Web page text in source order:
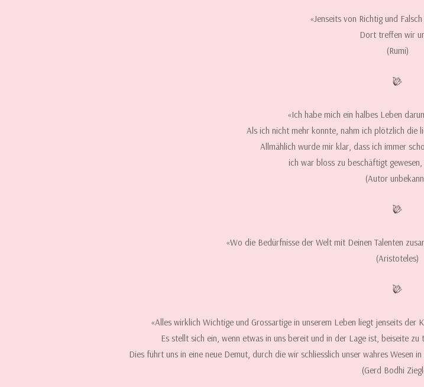
«Jenseits von Richtig und
Dort treffen wir
(Rumi)
«Ich habe mich ein halbes Leben
Als ich nicht mehr konnte, nahm ich plötzlich die
Allmählich wurde mir klar, dass ich immer
ich war bloss zu beschäftigt
(Autor
«Wo die Bedürfnisse der Welt mit Deinen Talenten
(Aristoteles)
«Alles wirklich Wichtige und Grossartige in unserem Leben liegt jenseits der
Es stellt sich ein, wenn etwas in uns bereit und in der Lage ist, beiseite
Dies führt uns in eine neue Demut, durch die wir schliesslich unser wahres Wesen
(Gerd Bodhi